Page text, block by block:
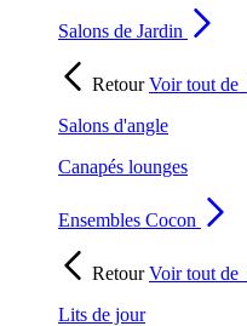
Salons de Jardin
RetourVoir tout de
Salons d'angle
Canapés lounges
Ensembles Cocon
RetourVoir tout de
Lits de jour